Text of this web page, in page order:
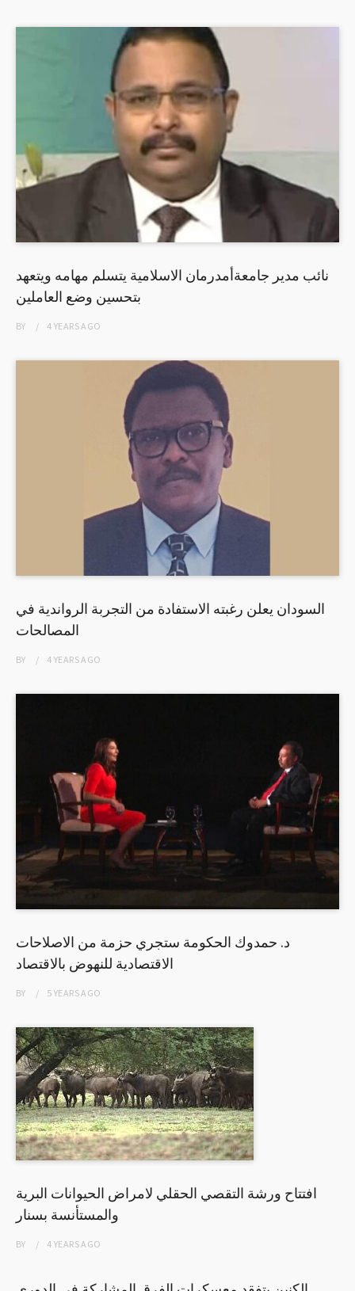
نائب مدير جامعةأمدرمان الاسلامية يتسلم مهامه ويتعهد
بتحسين وضع العاملين
BY 4 YEARSAGO
السودان يعلن رغبته الاستفادة من التجربة الرواندية في
المصالحات
BY 4 YEARSAGO
د. حمدوك الحكومة ستجري حزمة من الاصلاحات
الاقتصادية للنهوض بالاقتصاد
BY 5 YEARSAGO
افتتاح ورشة التقصي الحقلي لامراض الحيوانات البرية
والمستأنسة بسنار
BY 4 YEARSAGO